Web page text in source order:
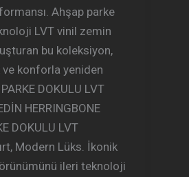
Ahşap parke
LVT vinil zemin
bu koleksiyon,
ve konforla yeniden
DOKULU LVT
HERRINGBONE
DOKULU LVT
Modern Lüks. İkonik
ileri teknoloji